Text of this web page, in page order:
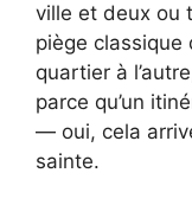
ville et deux ou
piège classique
quartier à
parce qu’un
— oui, cela
sainte.